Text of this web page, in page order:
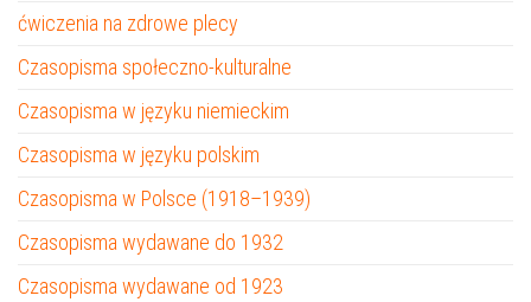
ćwiczenia na zdrowe plecy
Czasopisma społeczno-kulturalne
Czasopisma w języku niemieckim
Czasopisma w języku polskim
Czasopisma w Polsce (1918–1939)
Czasopisma wydawane do 1932
Czasopisma wydawane od 1923